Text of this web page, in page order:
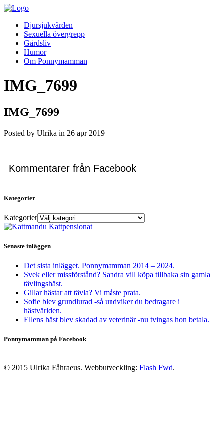
Djursjukvården
Sexuella övergrepp
Gårdsliv
Humor
Om Ponnymamman
IMG_7699
IMG_7699
Posted by Ulrika in 26 apr 2019
Kommentarer från Facebook
Kategorier
Kategorier
Senaste inläggen
Det sista inlägget. Ponnymamman 2014 – 2024.
Svek eller missförstånd? Sandra vill köpa tillbaka sin gamla
tävlingshäst.
Gillar hästar att tävla? Vi måste prata.
Sofie blev grundlurad -så undviker du bedragare i
hästvärlden.
Ellens häst blev skadad av veterinär -nu tvingas hon betala.
Ponnymamman på Facebook
© 2015 Ulrika Fåhraeus. Webbutveckling: Flash Fwd.